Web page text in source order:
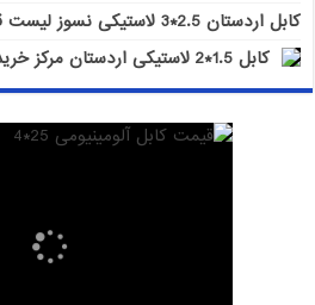
کابل اردستان 2.5*3 لاستیکی نسوز لیست قیمت روز
کابل 1.5*2 لاستیکی اردستان مرکز خرید